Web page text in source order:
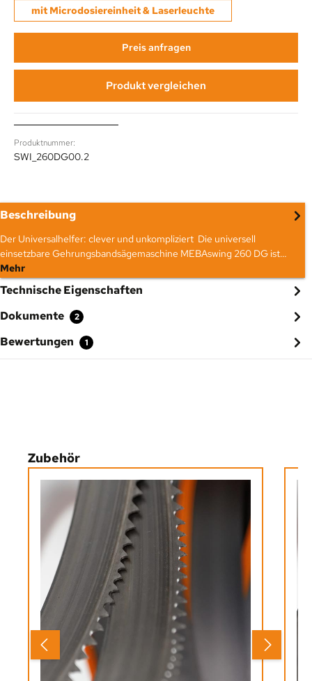
mit Microdosiereinheit & Laserleuchte
Preis anfragen
Produkt vergleichen
Produktnummer:
SWI_260DG00.2
Beschreibung
Der Universalhelfer: clever und unkompliziert Die universell
einsetzbare Gehrungsbandsägemaschine MEBAswing 260 DG ist…
Mehr
Technische Eigenschaften
Dokumente
2
Bewertungen 1
Produktgalerie überspringen
Zubehör